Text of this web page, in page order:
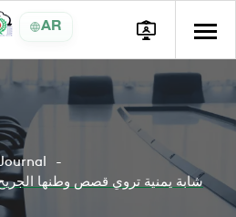
AR
شابة يمنية تروي قصص وطنها الجريح